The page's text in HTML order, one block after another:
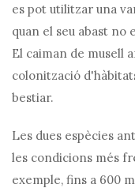
es pot utilitzar una
quan el seu abast no
El caiman de musell
colonització
bestiar.
Les dues espècies
les condicions més
exemple, fins a 600